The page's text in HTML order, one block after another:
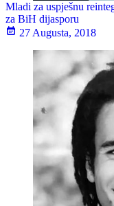
Mladi za uspješnu
za BiH dijasporu
27 Augusta, 2018